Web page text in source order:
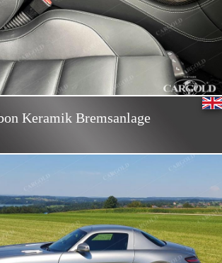
Keramik Bremsanlage